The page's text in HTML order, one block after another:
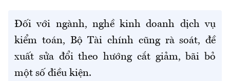
Đối với ngành, nghề kinh doanh dịch vụ
kiểm toán, Bộ Tài chính cũng rà soát, đề
xuất sửa đổi theo hướng cắt giảm, bãi bỏ
một số điều kiện.